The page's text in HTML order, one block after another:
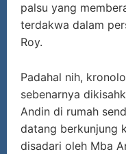
palsu yang
terdakwa dalam
Roy.
Padahal nih,
sebenarnya
Andin di rumah
datang berkunjung
disadari oleh Mba